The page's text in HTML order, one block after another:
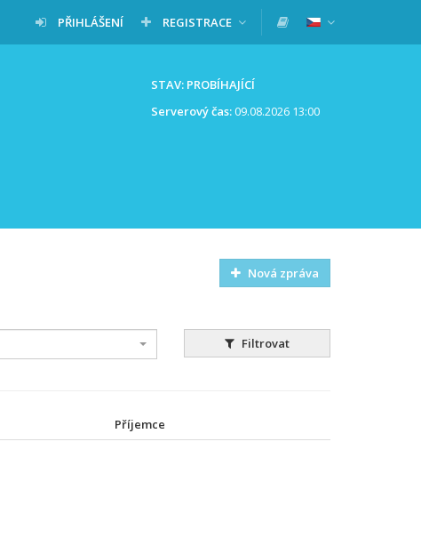
PŘIHLÁŠENÍ REGISTRACE
STAV: PROBÍHAJÍCÍ
Serverový čas:09.08.2026 13:00
Nová zpráva
Filtrovat
Příjemce